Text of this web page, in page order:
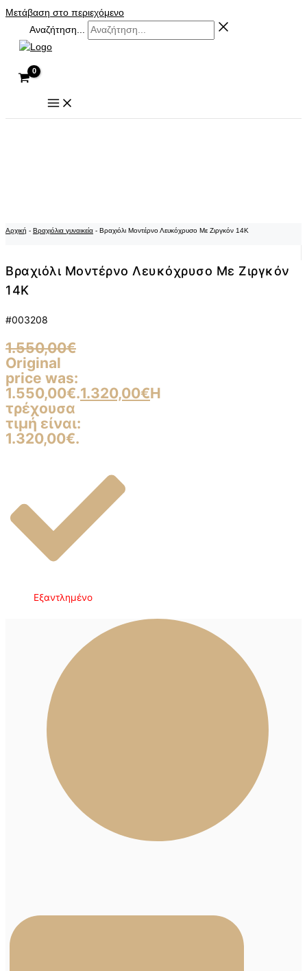
Μετάβαση στο περιεχόμενο
Αναζήτηση...
Αρχική - Βραχιόλια γυναικεία - Βραχιόλι Μοντέρνο Λευκόχρυσο Με Ζιργκόν 14Κ
Βραχιόλι Μοντέρνο Λευκόχρυσο Με Ζιργκόν
14Κ
#003208
1.550,00€
Original
price was:
1.550,00€.1.320,00€Η
τρέχουσα
τιμή είναι:
1.320,00€.
Εξαντλημένο